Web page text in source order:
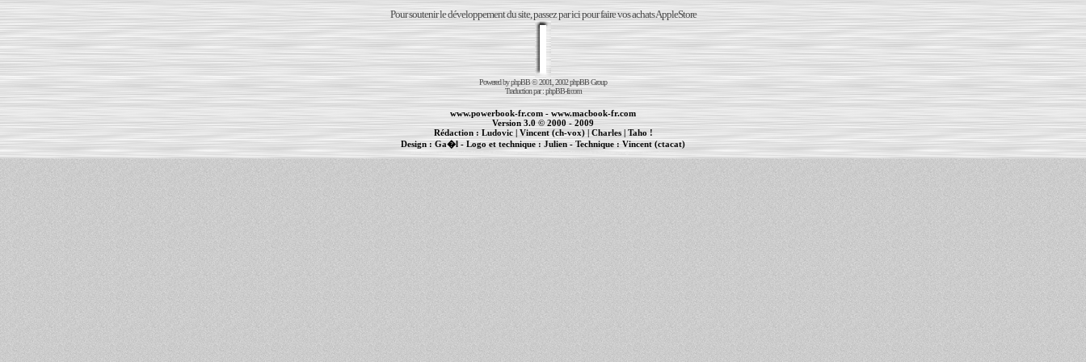
Pour soutenir le développement du site, passez par ici pour faire vos achats AppleStore
Powered byphpBB© 2001, 2002 phpBB Group
Traduction par :phpBB-fr.com
www.powerbook-fr.com - www.macbook-fr.com
Version 3.0 © 2000 - 2009
Rédaction : Ludovic|Vincent (ch-vox)| Charles|Taho !
Design :Ga�l - Logo et technique : Julien - Technique :Vincent (ctacat)
| | cr�ation de sites Internet